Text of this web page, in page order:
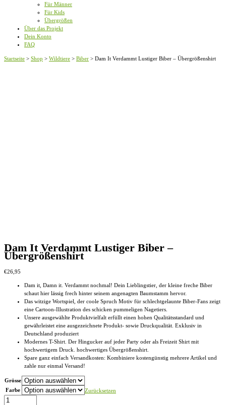
Für Männer
Für Kids
Übergrößen
Über das Projekt
Dein Konto
FAQ
Startseite > Shop > Wildtiere > Biber > Dam It Verdammt Lustiger Biber – Übergrößenshirt
Dam It Verdammt Lustiger Biber –
Übergrößenshirt
€26,95
Dam it, Damn it. Verdammt nochmal! Dein Lieblingstier, der kleine freche Biber
schaut hier lässig frech hinter seinem angenagten Baumstamm hervor.
Das witzige Wortspiel, der coole Spruch Motiv für schlechtgelaunte Biber-Fans zeigt
eine Cartoon-Illustration des schicken pummeligen Nagetiers.
Unsere ausgewählte Produktvielfalt erfüllt einen hohen Qualitätsstandard und
gewährleistet eine ausgezeichnete Produkt- sowie Druckqualität. Exklusiv in
Deutschland produziert
Modernes T-Shirt. Der Hingucker auf jeder Party oder als Freizeit Shirt mit
hochwertigem Druck. hochwertiges Übergrößenshirt.
Spare ganz einfach Versandkosten: Kombiniere kostengünstig mehrere Artikel und
zahle nur einmal Versand!
Grösse
Farbe
Zurücksetzen
Dam